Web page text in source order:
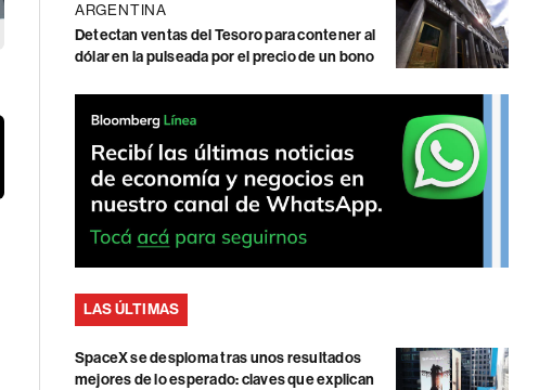
ARGENTINA
Detectan ventas del Tesoro para contener al
dólar en la pulseada por el precio de un bono
LAS ÚLTIMAS
SpaceX se desploma tras unos resultados
mejores de lo esperado: claves que explican